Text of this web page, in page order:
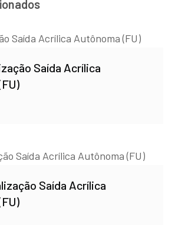
Saída Acrílica
Saída Acrílica